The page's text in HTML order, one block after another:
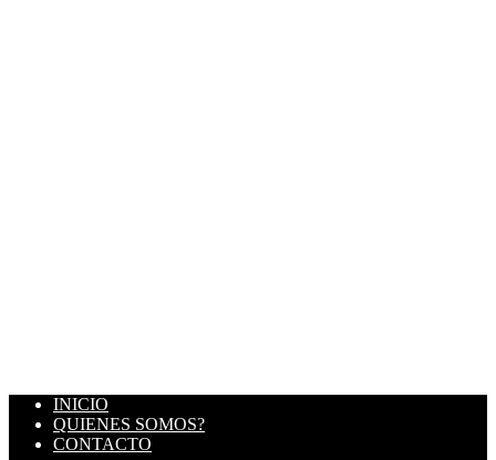
INICIO
QUIENES SOMOS?
CONTACTO